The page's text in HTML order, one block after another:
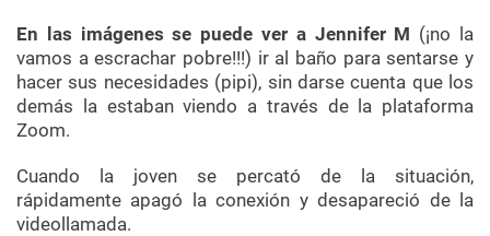
En las imágenes se puede ver a Jennifer M (¡no la
vamos a escrachar pobre!!!) ir al baño para sentarse y
hacer sus necesidades (pipi), sin darse cuenta que los
demás la estaban viendo a través de la plataforma
Zoom.
Cuando la joven se percató de la situación,
rápidamente apagó la conexión y desapareció de la
videollamada.